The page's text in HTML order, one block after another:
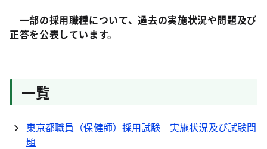
一部の採用職種について、過去の実施状況や問題及び
正答を公表しています。
一覧
東京都職員（保健師）採用試験 実施状況及び試験問
題